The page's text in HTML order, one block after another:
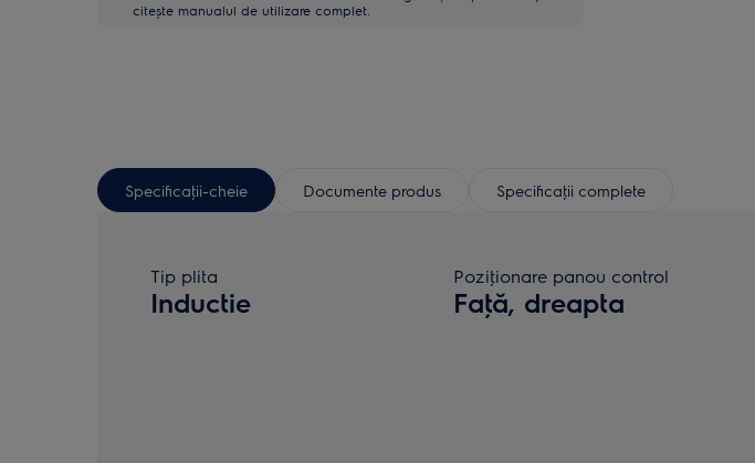
citește manualul de utilizare complet.
Specificaţii-cheie Documente produs Specificaţii complete
Tip plita
Inductie
Poziţionare panou control
Faţă, dreapta